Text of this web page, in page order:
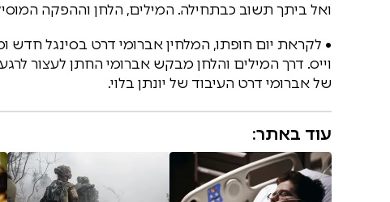
ואל ביתך תשוב כבתחילה. המילים, הלחן וההפקה
• לקראת יום חופתו, המלחין אברומי דרט בסינגל חדש
וייס. דרך המילים והלחן מבקש אברומי החתן לעצור
של אברומי דרט העיבוד של יונתן בלוי.
עוד באתר: